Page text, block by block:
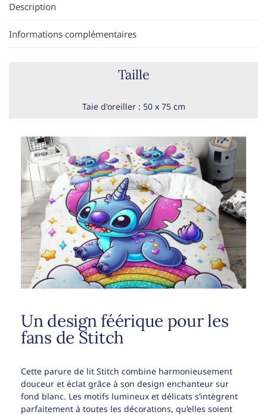
Description
Informations complémentaires
Taille
Taie d'oreiller : 50 x 75 cm
Un design féérique pour les
fans de Stitch
Cette parure de lit Stitch combine harmonieusement
douceur et éclat grâce à son design enchanteur sur
fond blanc. Les motifs lumineux et délicats s’intègrent
parfaitement à toutes les décorations, qu’elles soient